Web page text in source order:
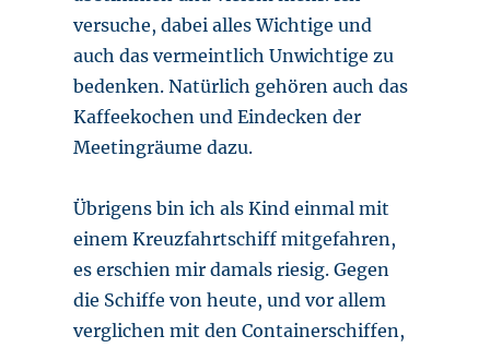
versuche, dabei alles Wichtige und
auch das vermeintlich Unwichtige zu
bedenken. Natürlich gehören auch das
Kaffeekochen und Eindecken der
Meetingräume dazu.
Übrigens bin ich als Kind einmal mit
einem Kreuzfahrtschiff mitgefahren,
es erschien mir damals riesig. Gegen
die Schiffe von heute, und vor allem
verglichen mit den Containerschiffen,